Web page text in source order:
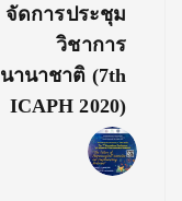
Post:
จัดการประชุม
วิชาการ
นานาชาติ (7th
ICAPH 2020)